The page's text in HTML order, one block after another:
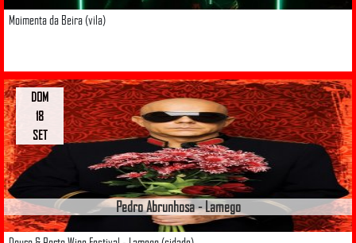
Moimenta da Beira (vila)
Pedro Abrunhosa - Lamego
DOM
18
SET